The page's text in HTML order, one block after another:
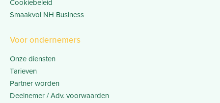
Cookiebeleid
Smaakvol NH Business
Voor ondernemers
Onze diensten
Tarieven
Partner worden
Deelnemer / Adv. voorwaarden